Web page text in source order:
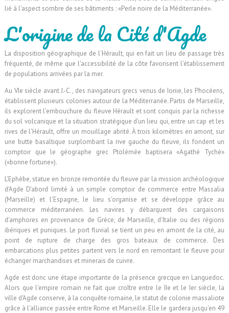
lié à l'aspect sombre de ses bâtiments : «Perle noire de la Méditerranée».
L'origine de la Cité d'Agde
La disposition géographique de l'Hérault, qui en fait un lieu de passage très
fréquenté, de même que l'accessibilité de la côte favorisent l'établissement
de populations arrivées par la mer.
Au VIe siècle avant J.-C., des navigateurs grecs venus de Ionie, les Phocéens,
établissent plusieurs colonies autour de la Méditerranée. Partis de Marseille,
ils explorent l'embouchure du fleuve Hérault et sont conquis par la richesse
du sol volcanique et la situation stratégique d'un lieu qui, entre un cap et les
rives de l'Hérault, offre un mouillage abrité. À trois kilomètres en amont, sur
une butte basaltique surplombant la rive gauche du fleuve, ils fondent un
comptoir que le géographe grec Ptolémée baptisera «Agathé Tyché»
(«bonne fortune»).
L'Ephèbe, statue en bronze remontée du fleuve par la mission archéologique
d'Agde D'abord limité à un simple comptoir de commerce entre Massalia
(Marseille) et l'Espagne, le lieu s'organise et se développe grâce au
commerce méditerranéen. Les navires y débarquent des cargaisons
d'amphores en provenance de Grèce, de Marseille, d'Italie ou des régions
ibériques et puniques. Le port fluvial se tient un peu en amont de la cité, au
point de rupture de charge des gros bateaux de commerce. Des
embarcations plus petites partent vers le nord en remontant le fleuve pour
échanger marchandises et minerais de cuivre.
Agde est donc une étape importante de la présence grecque en Languedoc.
Alors que l'empire romain ne fait que croître entre le IIe et le Ier siècle, la
ville d'Agde conserve, à la conquête romaine, le statut de colonie massaliote
grâce à l'alliance passée entre Rome et Marseille. Elle le gardera jusqu'en 49